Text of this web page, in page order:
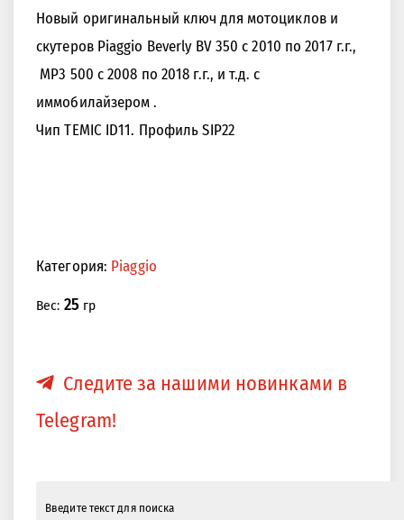
<< >>
Новый оригинальный ключ для мотоциклов и
скутеров Piaggio Beverly BV 350 с 2010 по 2017 г.г.,
MP3 500 с 2008 по 2018 г.г., и т.д. с
иммобилайзером .
Чип TEMIC ID11. Профиль SIP22
Категория: Piaggio
Вес: 25гр
Следите за нашими новинками в
Telegram!